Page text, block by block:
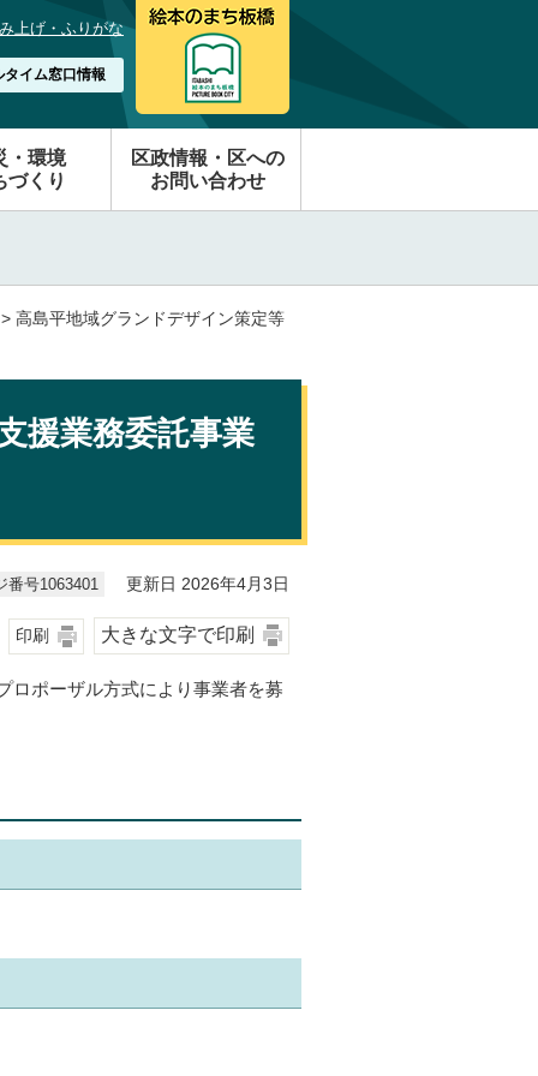
上げ・ふりがな
タイム窓口情報
・環境
づくり
区政情報・区への
お問い合わせ
> 高島平地域グランドデザイン策定等
援業務委託事業
番号1063401 更新日 2026年4月3日
印刷 大きな文字で印刷
ロポーザル方式により事業者を募